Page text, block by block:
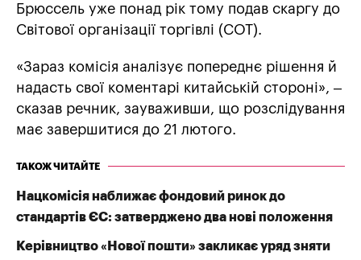
Брюссель уже понад рік тому подав скаргу до
Світової організації торгівлі (СОТ).
«Зараз комісія аналізує попереднє рішення й
надасть свої коментарі китайській стороні», –
сказав речник, зауваживши, що розслідування
має завершитися до 21 лютого.
ТАКОЖ ЧИТАЙТЕ
Нацкомісія наближає фондовий ринок до
стандартів ЄС: затверджено два нові положення
Керівництво «Нової пошти» закликає уряд зняти